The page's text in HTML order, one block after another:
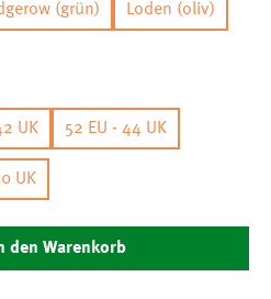
(grün) Loden (oliv)
UK 52 EU - 44 UK
UK
Wert ein
den Warenkorb